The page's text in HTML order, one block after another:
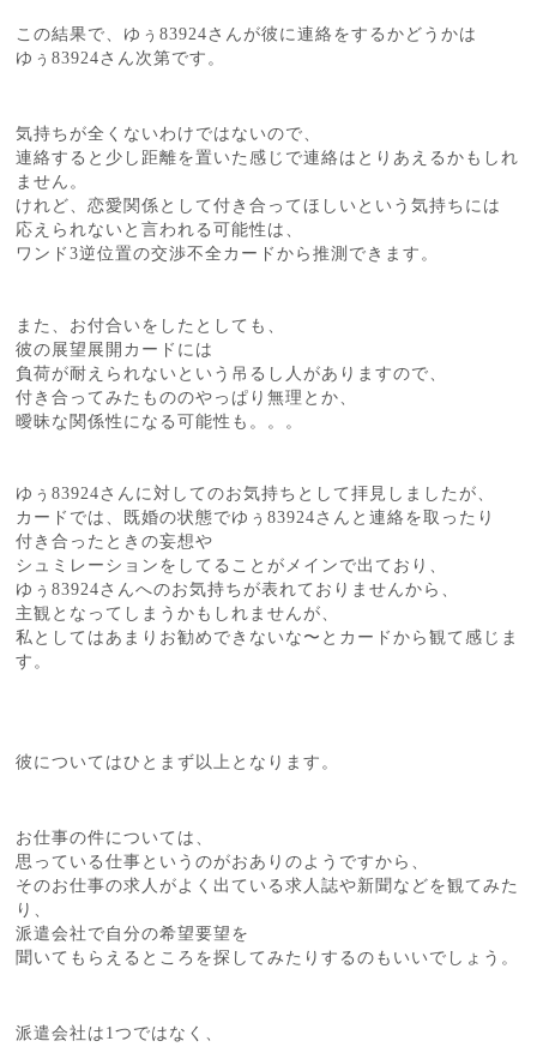
この結果で、ゆぅ83924さんが彼に連絡をするかどうかは
ゆぅ83924さん次第です。
気持ちが全くないわけではないので、
連絡すると少し距離を置いた感じで連絡はとりあえるかもしれ
ません。
けれど、恋愛関係として付き合ってほしいという気持ちには
応えられないと言われる可能性は、
ワンド3逆位置の交渉不全カードから推測できます。
また、お付合いをしたとしても、
彼の展望展開カードには
負荷が耐えられないという吊るし人がありますので、
付き合ってみたもののやっぱり無理とか、
曖昧な関係性になる可能性も。。。
ゆぅ83924さんに対してのお気持ちとして拝見しましたが、
カードでは、既婚の状態でゆぅ83924さんと連絡を取ったり
付き合ったときの妄想や
シュミレーションをしてることがメインで出ており、
ゆぅ83924さんへのお気持ちが表れておりませんから、
主観となってしまうかもしれませんが、
私としてはあまりお勧めできないな〜とカードから観て感じま
す。
彼についてはひとまず以上となります。
お仕事の件については、
思っている仕事というのがおありのようですから、
そのお仕事の求人がよく出ている求人誌や新聞などを観てみた
り、
派遣会社で自分の希望要望を
聞いてもらえるところを探してみたりするのもいいでしょう。
派遣会社は1つではなく、